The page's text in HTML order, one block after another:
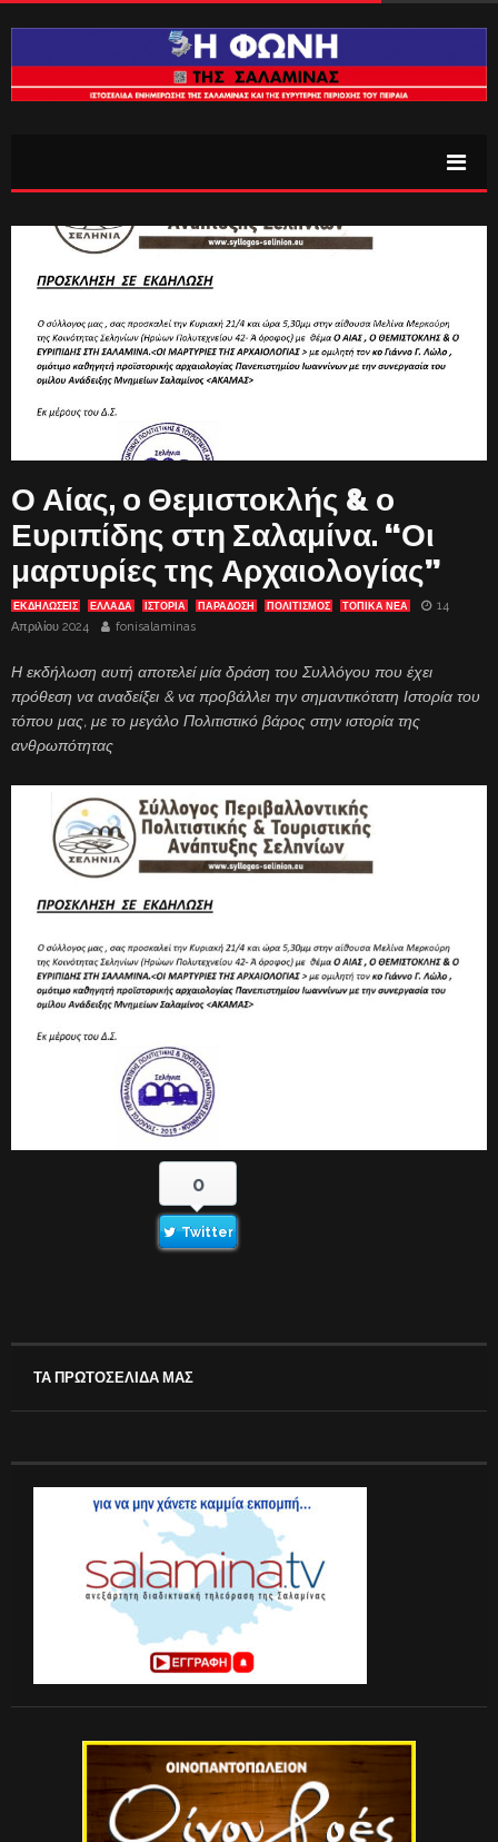
Ο Αίας, ο Θεμιστοκλής & ο
Ευριπίδης στη Σαλαμίνα. “Οι
μαρτυρίες της Αρχαιολογίας”
ΕΚΔΗΛΏΣΕΙΣ ΕΛΛΑΔΑ ΙΣΤΟΡΙΑ ΠΑΡΑΔΟΣΗ ΠΟΛΙΤΙΣΜΟΣ ΤΟΠΙΚΑ ΝΕΑ
14
Απριλίου 2024
fonisalaminas
Η εκδήλωση αυτή αποτελεί μία δράση του Συλλόγου που έχει
πρόθεση να αναδείξει & να προβάλλει την σημαντικότατη Ιστορία του
τόπου μας, με το μεγάλο Πολιτιστικό βάρος στην ιστορία της
ανθρωπότητας
0
Twitter
ΤΑ ΠΡΩΤΟΣΕΛΙΔΑ ΜΑΣ